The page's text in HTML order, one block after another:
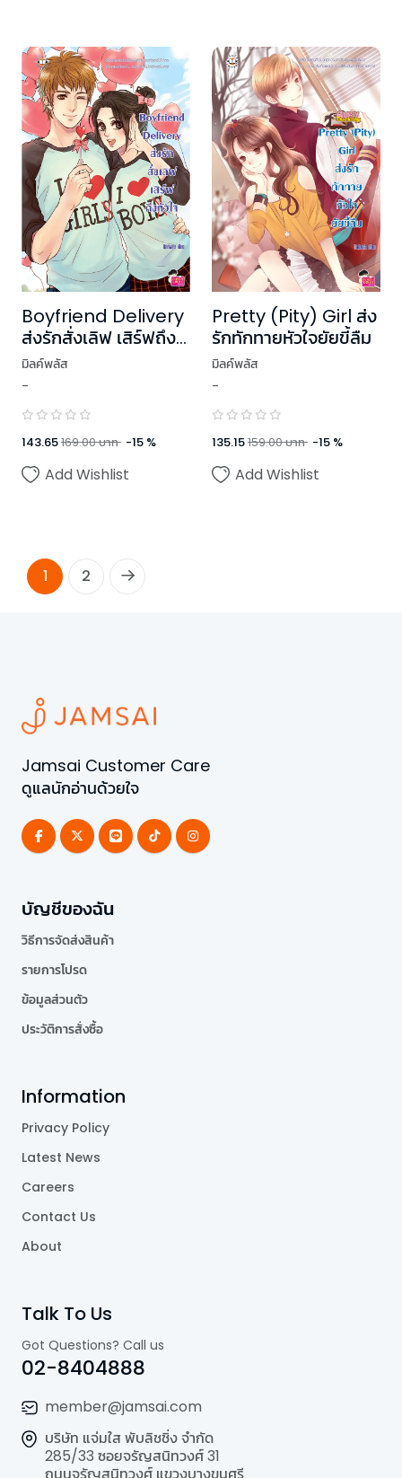
Boyfriend Delivery
ส่งรักสั่งเลิฟ เสิร์ฟถึง
หัวใจ
มิลค์พลัส
-
143.65169.00บาท -15 %
Add Wishlist
Pretty (Pity) Girl ส่ง
รักทักทายหัวใจยัยขี้ลืม
มิลค์พลัส
-
135.15159.00บาท -15 %
Add Wishlist
1 2
Jamsai Customer Care
ดูแลนักอ่านด้วยใจ
บัญชีของฉัน
วิธีการจัดส่งสินค้า
รายการโปรด
ข้อมูลส่วนตัว
ประวัติการสั่งซื้อ
Information
Privacy Policy
Latest News
Careers
Contact Us
About
Talk To Us
Got Questions? Call us
02-8404888
member@jamsai.com
บริษัท แจ่มใส พับลิชชิ่ง จำกัด
285/33 ซอยจรัญสนิทวงศ์ 31